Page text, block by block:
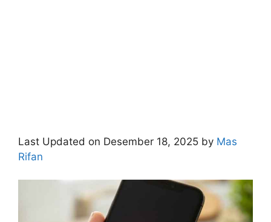
Last Updated on Desember 18, 2025 by Mas
Rifan